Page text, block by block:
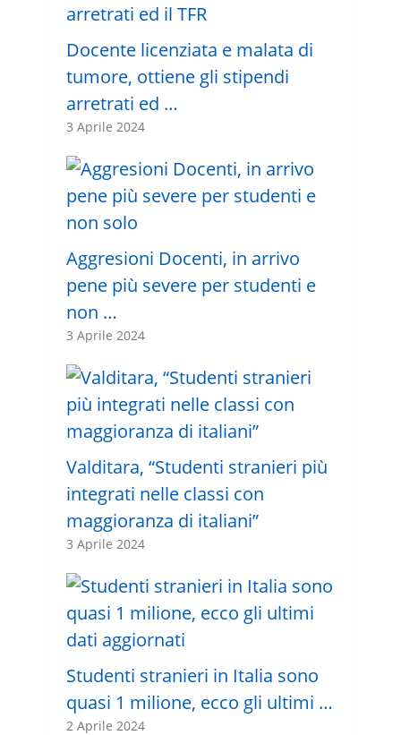
Docente licenziata e malata di
tumore, ottiene gli stipendi
arretrati ed …
3 Aprile 2024
Aggresioni Docenti, in arrivo
pene più severe per studenti e
non …
3 Aprile 2024
Valditara, “Studenti stranieri più
integrati nelle classi con
maggioranza di italiani”
3 Aprile 2024
Studenti stranieri in Italia sono
quasi 1 milione, ecco gli ultimi …
2 Aprile 2024